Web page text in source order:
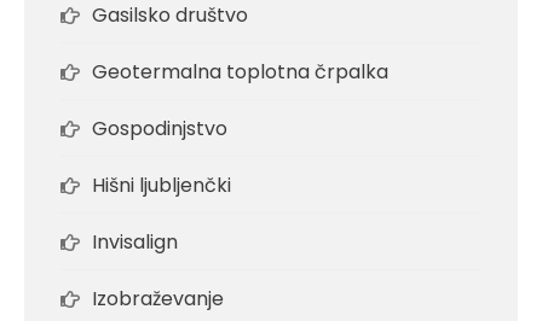
Gasilsko društvo
Geotermalna toplotna črpalka
Gospodinjstvo
Hišni ljubljenčki
Invisalign
Izobraževanje